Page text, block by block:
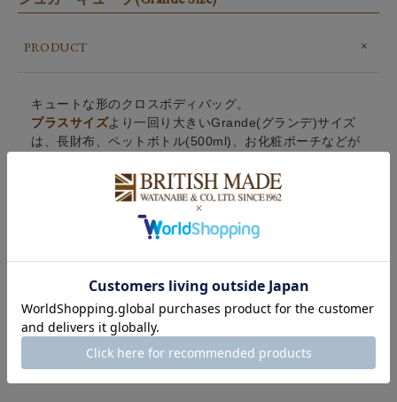
PRODUCT
キュートな形のクロスボディバッグ。
プラスサイズより一回り大きいGrande(グランデ)サイズ
は、長財布、ペットボトル(500ml)、お化粧ポーチなどが
フォンやカギなど小さい物を別けて入れられます。また通
常のアウトポケットに加えて、ファスナー付きポケットも
あり、リップなどの小物が入ります。ハンドル付きでショ
ルダーストラップは取り外しが可能です。
BRAND